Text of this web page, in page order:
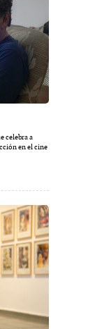
celebra a
en el cine